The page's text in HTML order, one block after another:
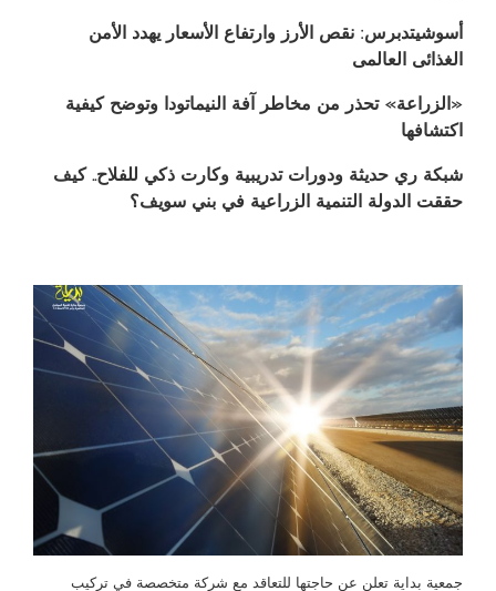
أسوشيتدبرس: نقص الأرز وارتفاع الأسعار يهدد الأمن
الغذائى العالمى
«الزراعة» تحذر من مخاطر آفة النيماتودا وتوضح كيفية
اكتشافها
شبكة ري حديثة ودورات تدريبية وكارت ذكي للفلاح.. كيف
حققت الدولة التنمية الزراعية في بني سويف؟
جمعية بداية تعلن عن حاجتها للتعاقد مع شركة متخصصة في تركيب